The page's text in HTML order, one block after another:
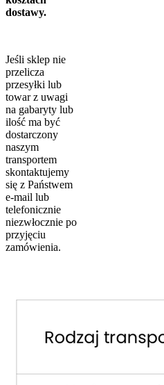
dostawy.
Jeśli sklep nie
przelicza
przesyłki lub
towar z uwagi
na gabaryty lub
ilość ma być
dostarczony
naszym
transportem
skontaktujemy
się z Państwem
e-mail lub
telefonicznie
niezwłocznie po
przyjęciu
zamówienia.